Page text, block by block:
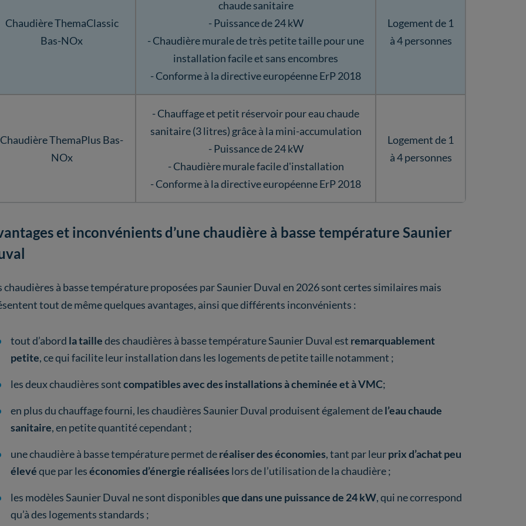
Chaudière ThemaClassic
Bas-NOx
chaude sanitaire
- Puissance de 24 kW
- Chaudière murale de très petite taille pour une
installation facile et sans encombres
- Conforme à la directive européenne ErP 2018
Logement de 1
à 4 personnes
Chaudière ThemaPlus Bas-
NOx
- Chauffage et petit réservoir pour eau chaude
sanitaire (3 litres) grâce à la mini-accumulation
- Puissance de 24 kW
- Chaudière murale facile d'installation
- Conforme à la directive européenne ErP 2018
Logement de 1
à 4 personnes
et inconvénients d’une chaudière à basse température Saunier
chaudières à basse température proposées par Saunier Duval en 2026 sont certes similaires mais
tout de même quelques avantages, ainsi que différents inconvénients :
tout d’abord la tailledes chaudières à basse température Saunier Duval est remarquablement
petite, ce qui facilite leur installation dans les logements de petite taille notamment ;
les deux chaudières sontcompatibles avec des installations à cheminée et à VMC;
en plus du chauffage fourni, les chaudières Saunier Duval produisent également del’eau chaude
sanitaire, en petite quantité cependant ;
une chaudière à basse température permet deréaliser des économies, tant par leurprix d’achat peu
élevéque par leséconomies d’énergie réalisées lors de l’utilisation de la chaudière ;
les modèles Saunier Duval ne sont disponiblesque dans une puissance de 24 kW, qui ne correspond
qu’à des logements standards ;